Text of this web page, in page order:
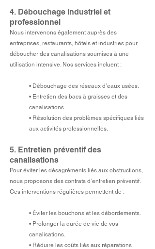
4. Débouchage industriel et
professionnel
Nous intervenons également auprès des
entreprises, restaurants, hôtels et industries pour
déboucher des canalisations soumises à une
utilisation intensive. Nos services incluent :
• Débouchage des réseaux d’eaux usées.
• Entretien des bacs à graisses et des
canalisations.
• Résolution des problèmes spécifiques liés
aux activités professionnelles.
5. Entretien préventif des
canalisations
Pour éviter les désagréments liés aux obstructions,
nous proposons des contrats d’entretien préventif.
Ces interventions régulières permettent de :
• Éviter les bouchons et les débordements.
• Prolonger la durée de vie de vos
canalisations.
• Réduire les coûts liés aux réparations